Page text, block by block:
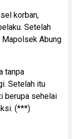
korban,
Setelah
Mapolsek Abung
tanpa
Setelah itu
berupa sehelai
(***)